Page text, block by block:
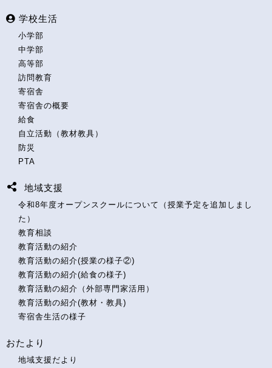
学校生活
小学部
中学部
高等部
訪問教育
寄宿舎
寄宿舎の概要
給食
自立活動（教材教具）
防災
PTA
地域支援
令和8年度オープンスクールについて（授業予定を追加しまし
た）
教育相談
教育活動の紹介
教育活動の紹介(授業の様子②)
教育活動の紹介(給食の様子)
教育活動の紹介（外部専門家活用）
教育活動の紹介(教材・教具)
寄宿舎生活の様子
おたより
地域支援だより